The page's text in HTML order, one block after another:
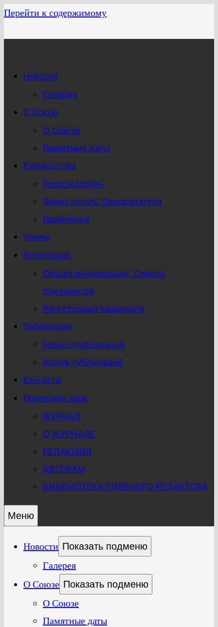
Перейти к содержимому
Новости
Галерея
О Союзе
О Союзе
Памятные даты
Руководство
Председатель
Заместитель Председателя
Правление
Члены
Вступление
Общая информация, Список
документов
Регистрация кандидата
Публикации
Новые публикации
Архив публикаций
Контакты
Приокские зори
ЖУРНАЛ
О ЖУРНАЛЕ
РЕДАКЦИЯ
АВТОРАМ
БИБЛИОТЕКА ГЛАВНОГО РЕДАКТОРА
Меню
Новости Показать подменю
Галерея
О Союзе Показать подменю
О Союзе
Памятные даты